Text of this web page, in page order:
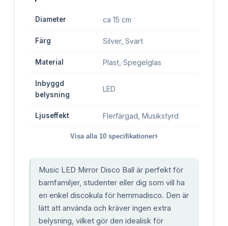
Diameter ca 15 cm
Färg Silver, Svart
Material Plast, Spegelglas
Inbyggd
belysning
LED
Ljuseffekt Flerfärgad, Musikstyrd
Visa alla 10 specifikationer›
Music LED Mirror Disco Ball är perfekt för
barnfamiljer, studenter eller dig som vill ha
en enkel discokula för hemmadisco. Den är
lätt att använda och kräver ingen extra
belysning, vilket gör den idealisk för